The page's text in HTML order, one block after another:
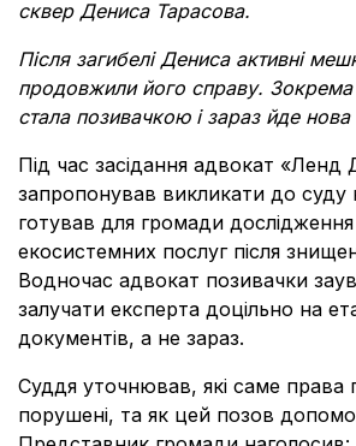
сквер Дениса Тарасова.
Після загибелі Дениса активні
продовжили його справу.
стала позивачкою і зараз йде
Під час засідання адвокат «Ленд
запропонував викликати до суду
готував для громади
екосистемних послуг після
Водночас адвокат позивачки
залучати експерта доцільно на
документів, а не зараз.
Суддя уточнював, які саме права
порушені, та як цей позов